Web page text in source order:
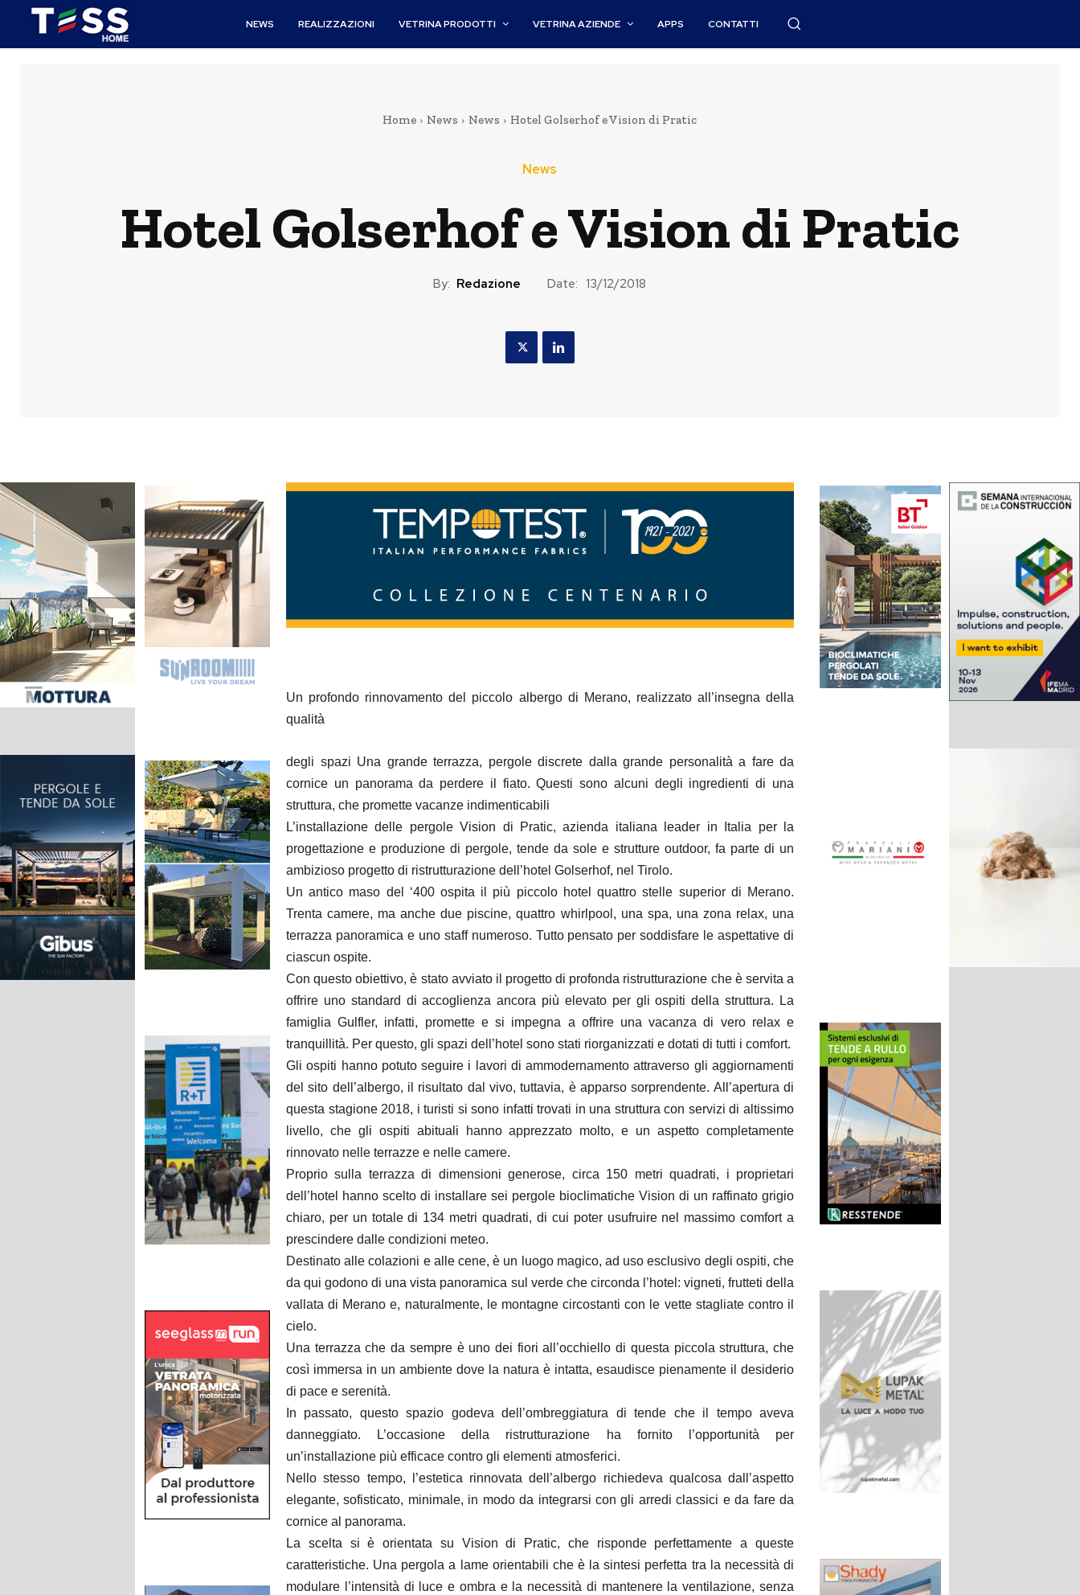
NEWS REALIZZAZIONI VETRINA PRODOTTI VETRINA AZIENDE APPS CONTATTI
Home News News Hotel Golserhof e Vision di Pratic
News
Hotel Golserhof e Vision di Pratic
By: Redazione Date: 13/12/2018
Un profondo rinnovamento del piccolo albergo di Merano, realizzato all’insegna della
qualità
degli spazi Una grande terrazza, pergole discrete dalla grande personalità a fare da
cornice un panorama da perdere il fiato. Questi sono alcuni degli ingredienti di una
struttura, che promette vacanze indimenticabili
L’installazione delle pergole Vision di Pratic, azienda italiana leader in Italia per la
progettazione e produzione di pergole, tende da sole e strutture outdoor, fa parte di un
ambizioso progetto di ristrutturazione dell’hotel Golserhof, nel Tirolo.
Un antico maso del ‘400 ospita il più piccolo hotel quattro stelle superior di Merano.
Trenta camere, ma anche due piscine, quattro whirlpool, una spa, una zona relax, una
terrazza panoramica e uno staff numeroso. Tutto pensato per soddisfare le aspettative di
ciascun ospite.
Con questo obiettivo, è stato avviato il progetto di profonda ristrutturazione che è servita a
offrire uno standard di accoglienza ancora più elevato per gli ospiti della struttura. La
famiglia Gulfler, infatti, promette e si impegna a offrire una vacanza di vero relax e
tranquillità. Per questo, gli spazi dell’hotel sono stati riorganizzati e dotati di tutti i comfort.
Gli ospiti hanno potuto seguire i lavori di ammodernamento attraverso gli aggiornamenti
del sito dell’albergo, il risultato dal vivo, tuttavia, è apparso sorprendente. All’apertura di
questa stagione 2018, i turisti si sono infatti trovati in una struttura con servizi di altissimo
livello, che gli ospiti abituali hanno apprezzato molto, e un aspetto completamente
rinnovato nelle terrazze e nelle camere.
Proprio sulla terrazza di dimensioni generose, circa 150 metri quadrati, i proprietari
dell’hotel hanno scelto di installare sei pergole bioclimatiche Vision di un raffinato grigio
chiaro, per un totale di 134 metri quadrati, di cui poter usufruire nel massimo comfort a
prescindere dalle condizioni meteo.
Destinato alle colazioni e alle cene, è un luogo magico, ad uso esclusivo degli ospiti, che
da qui godono di una vista panoramica sul verde che circonda l’hotel: vigneti, frutteti della
vallata di Merano e, naturalmente, le montagne circostanti con le vette stagliate contro il
cielo.
Una terrazza che da sempre è uno dei fiori all’occhiello di questa piccola struttura, che
così immersa in un ambiente dove la natura è intatta, esaudisce pienamente il desiderio
di pace e serenità.
In passato, questo spazio godeva dell’ombreggiatura di tende che il tempo aveva
danneggiato. L’occasione della ristrutturazione ha fornito l’opportunità per
un’installazione più efficace contro gli elementi atmosferici.
Nello stesso tempo, l’estetica rinnovata dell’albergo richiedeva qualcosa dall’aspetto
elegante, sofisticato, minimale, in modo da integrarsi con gli arredi classici e da fare da
cornice al panorama.
La scelta si è orientata su Vision di Pratic, che risponde perfettamente a queste
caratteristiche. Una pergola a lame orientabili che è la sintesi perfetta tra la necessità di
modulare l’intensità di luce e ombra e la necessità di mantenere la ventilazione, senza